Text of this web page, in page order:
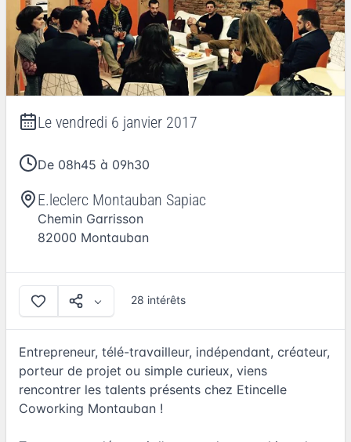
Le vendredi 6 janvier 2017
De 08h45 à 09h30
E.leclerc Montauban Sapiac
Chemin Garrisson
82000 Montauban
28 intérêts
Entrepreneur, télé-travailleur, indépendant, créateur,
porteur de projet ou simple curieux, viens
rencontrer les talents présents chez Etincelle
Coworking Montauban !